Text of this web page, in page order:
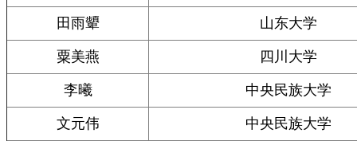
田雨顰 山东大学
粟美燕 四川大学
李曦 中央民族大学
文元伟 中央民族大学